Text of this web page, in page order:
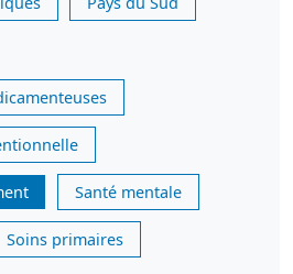
Santé mentale
Soins primaires